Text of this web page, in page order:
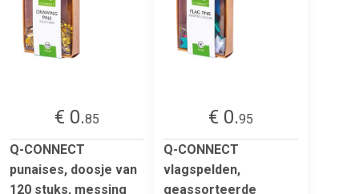
€ 0.85
Q-CONNECT
punaises, doosje van
120 stuks, messing
€ 0.95
Q-CONNECT
vlagspelden,
geassorteerde